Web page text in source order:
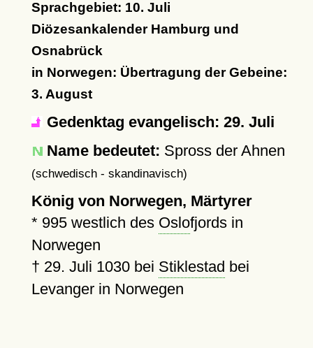
Sprachgebiet: 10. Juli
Diözesankalender Hamburg und
Osnabrück
in Norwegen: Übertragung der Gebeine:
3. August
Gedenktag evangelisch: 29. Juli
Name bedeutet: Spross der Ahnen
(schwedisch - skandinavisch)
König von Norwegen, Märtyrer
* 995westlich des Oslofjords in
Norwegen
† 29. Juli 1030bei Stiklestad bei
Levanger in Norwegen